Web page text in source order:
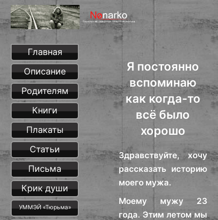
Я постоянно
вспоминаю
как когда-то
всё было
хорошо
Здравствуйте, хочу
рассказать историю
моего мужа.
Моему мужу 23
года. Этим летом мы
Главная
Описание
Родителям
Книги
Плакаты
Статьи
Письма
Крик души
УММЭЙ «Тюрьма»